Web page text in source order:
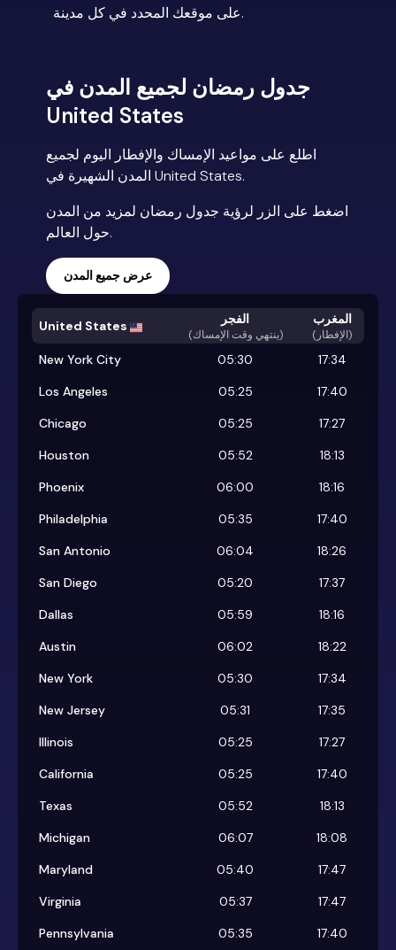
على موقعك المحدد في كل مدينة.
جدول رمضان لجميع المدن في
United States
اطلع على مواعيد الإمساك والإفطار اليوم لجميع
المدن الشهيرة في United States.
اضغط على الزر لرؤية جدول رمضان لمزيد من المدن
حول العالم.
عرض جميع المدن
United States الفجر
(ينتهي وقت الإمساك)
المغرب
(الإفطار)
New York City 05:30
17:34
Los Angeles
05:25
17:40
Chicago
05:25
17:27
Houston
05:52
18:13
Phoenix
06:00
18:16
Philadelphia
05:35
17:40
San Antonio
06:04
18:26
San Diego
05:20
17:37
Dallas
05:59
18:16
Austin
06:02
18:22
New York
05:30
17:34
New Jersey
05:31
17:35
Illinois
05:25
17:27
California
05:25
17:40
Texas
05:52
18:13
Michigan
06:07
18:08
Maryland
05:40
17:47
Virginia
05:37
17:47
Pennsylvania
05:35
17:40